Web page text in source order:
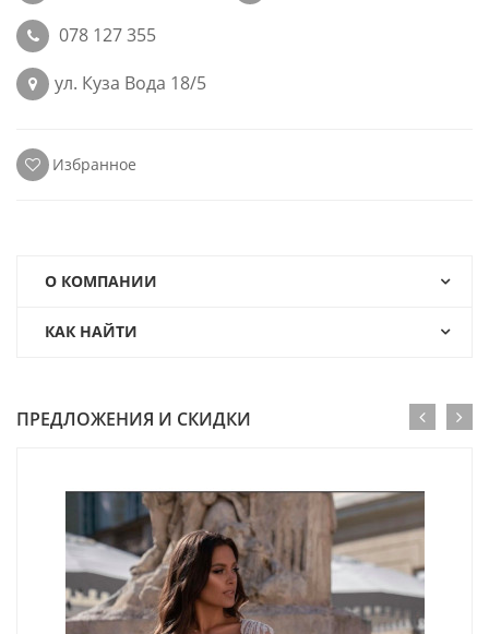
078 127 355
ул. Куза Вода 18/5
Избранное
О КОМПАНИИ
КАК НАЙТИ
ПРЕДЛОЖЕНИЯ И СКИДКИ